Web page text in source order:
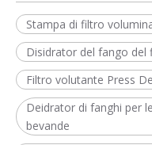
Stampa di filtro
Disidrator del fango del
Filtro volutante Press
Deidrator di fanghi per
bevande